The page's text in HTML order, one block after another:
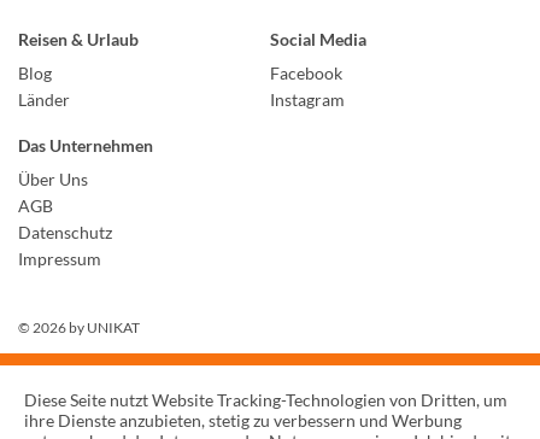
Reisen & Urlaub
Blog
Länder
Social Media
Facebook
Instagram
Das Unternehmen
Über Uns
AGB
Datenschutz
Impressum
© 2026 by UNIKAT
Diese Seite nutzt Website Tracking-Technologien von Dritten, um
ihre Dienste anzubieten, stetig zu verbessern und Werbung